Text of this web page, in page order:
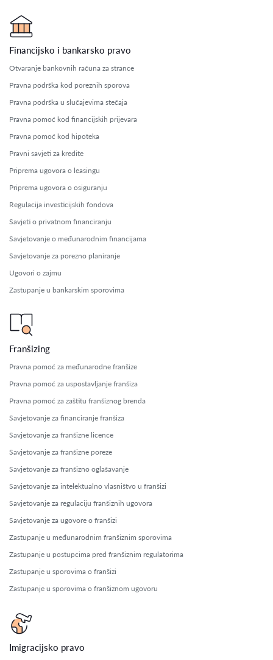
Financijsko i bankarsko pravo
Otvaranje bankovnih računa za strance
Pravna podrška kod poreznih sporova
Pravna podrška u slučajevima stečaja
Pravna pomoć kod financijskih prijevara
Pravna pomoć kod hipoteka
Pravni savjeti za kredite
Priprema ugovora o leasingu
Priprema ugovora o osiguranju
Regulacija investicijskih fondova
Savjeti o privatnom financiranju
Savjetovanje o međunarodnim financijama
Savjetovanje za porezno planiranje
Ugovori o zajmu
Zastupanje u bankarskim sporovima
Franšizing
Pravna pomoć za međunarodne franšize
Pravna pomoć za uspostavljanje franšiza
Pravna pomoć za zaštitu franšiznog brenda
Savjetovanje za financiranje franšiza
Savjetovanje za franšizne licence
Savjetovanje za franšizne poreze
Savjetovanje za franšizno oglašavanje
Savjetovanje za intelektualno vlasništvo u franšizi
Savjetovanje za regulaciju franšiznih ugovora
Savjetovanje za ugovore o franšizi
Zastupanje u međunarodnim franšiznim sporovima
Zastupanje u postupcima pred franšiznim regulatorima
Zastupanje u sporovima o franšizi
Zastupanje u sporovima o franšiznom ugovoru
Imigracijsko pravo